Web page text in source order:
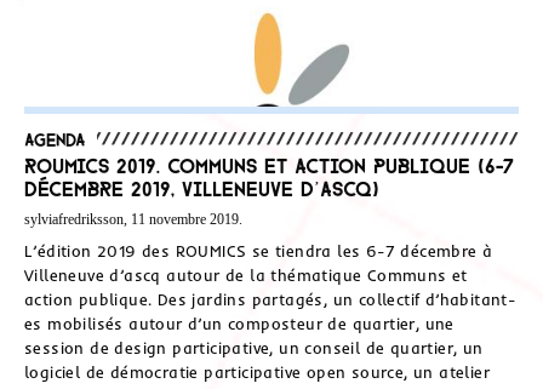
Agenda
ROUMICS 2019. Communs et action publique (6-7
décembre 2019, Villeneuve d’ascq)
sylviafredriksson, 11 novembre 2019.
L’édition 2019 des ROUMICS se tiendra les 6-7 décembre à
Villeneuve d’ascq autour de la thématique Communs et
action publique. Des jardins partagés, un collectif d’habitant-
es mobilisés autour d’un composteur de quartier, une
session de design participative, un conseil de quartier, un
logiciel de démocratie participative open source, un atelier